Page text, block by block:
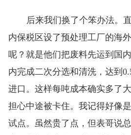
后来我们换了个笨办法。
内保税区设了预处理工厂的海
呢？就是他们把废料先运到国
内完成二次分选和清洗，达到
进口。这样每吨成本确实多了
担心中途被卡住。我记得好像
试点。虽然贵了点，但表哥说